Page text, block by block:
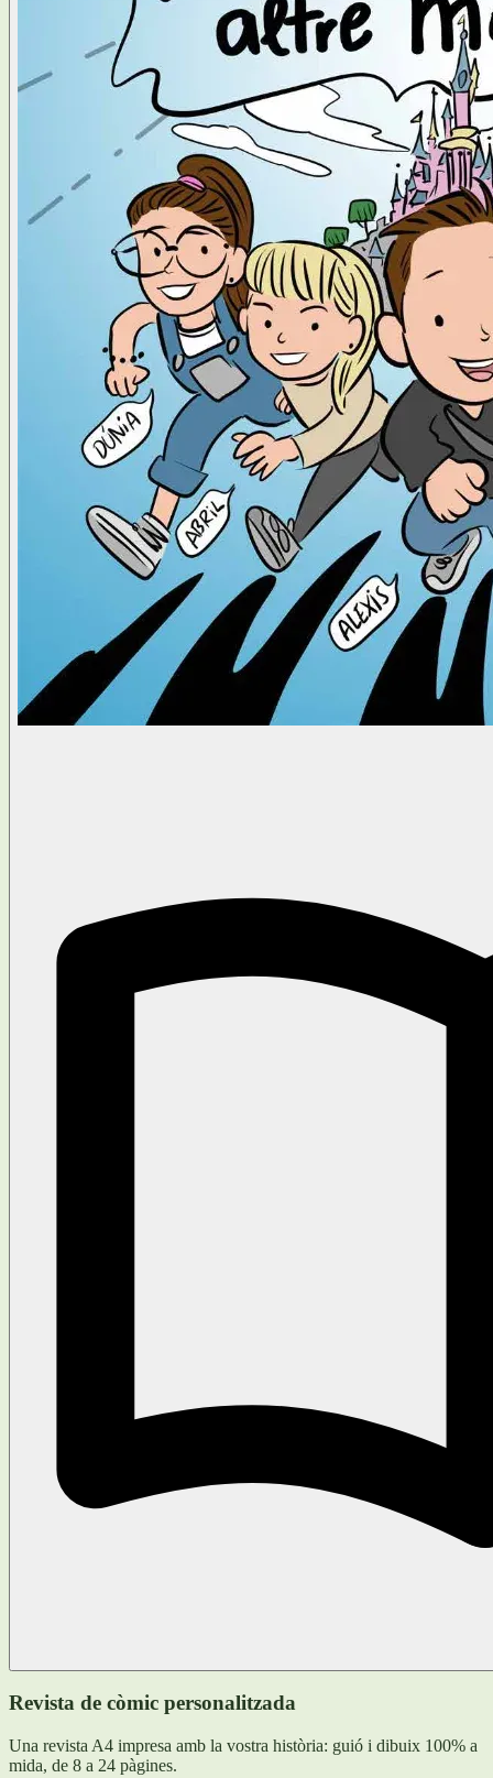
Revista de còmic personalitzada
Una revista A4 impresa amb la vostra història: guió i dibuix 100% a
mida, de 8 a 24 pàgines.